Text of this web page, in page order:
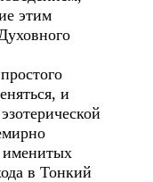
этим
и
именитых
в Тонкий